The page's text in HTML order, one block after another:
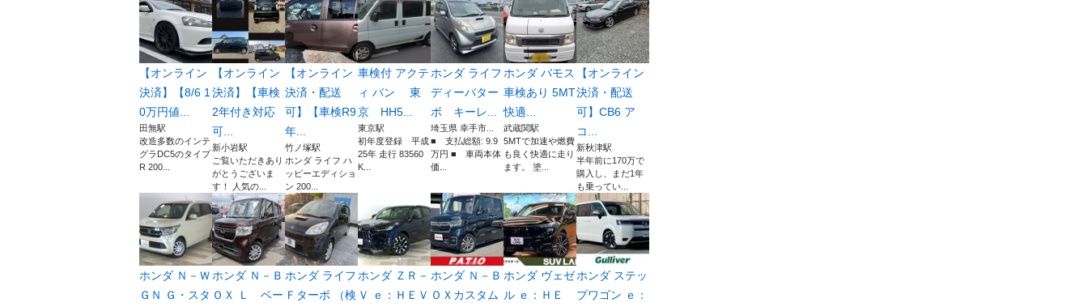
【オンライン
決済】【8/6 1
0万円値...
田無駅
改造多数のインテ
グラDC5のタイプ
R 200...
【オンライン
決済】【車検
2年付き対応
可...
新小岩駅
ご覧いただきあり
がとうございま
す！ 人気の...
【オンライン
決済・配送
可】【車検R9
年...
竹ノ塚駅
ホンダ ライフ ハ
ッピーエディショ
ン 200...
車検付 アクテ
ィ バン 東
京 HH5...
東京駅
初年度登録 平成
25年 走行 83560
K...
ホンダ ライフ
ディーバター
ボ キーレ...
埼玉県 幸手市...
■ 支払総額: 9.9
万円 ■ 車両本体
価...
ホンダ バモス
車検あり 5MT
快適...
武蔵関駅
5MTで加速や燃費
も良く快適に走り
ます。 塗...
【オンライン
決済・配送
可】CB6 ア
コ...
新秋津駅
半年前に170万で
購入し、まだ1年
も乗ってい...
ホンダ Ｎ－Ｗ
ＧＮ Ｇ・スタ
ホンダ Ｎ－Ｂ
ＯＸ Ｌ ベー
ホンダ ライフ
Ｆターボ （検
ホンダ ＺＲ－
Ｖ ｅ：ＨＥＶ
ホンダ Ｎ－Ｂ
ＯＸカスタム
ホンダ ヴェゼ
ル ｅ：ＨＥ
ホンダ ステッ
プワゴン ｅ：